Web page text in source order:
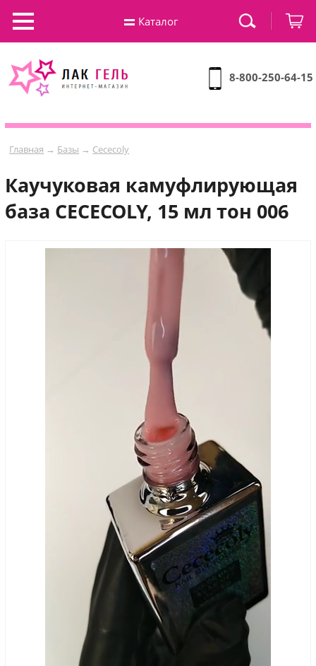
8-800-250-64-15
Главная → Базы → Cececoly
Каучуковая камуфлирующая
база CECECOLY, 15 мл тон 006
Каталог